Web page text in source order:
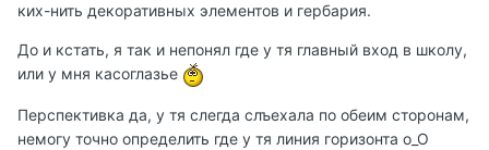
ких-нить декоративных элементов и гербария.
До и кстать, я так и непонял где у тя главный вход в школу,
или у мня касоглазье
Перспективка да, у тя слегда слъехала по обеим сторонам,
немогу точно определить где у тя линия горизонта о_О